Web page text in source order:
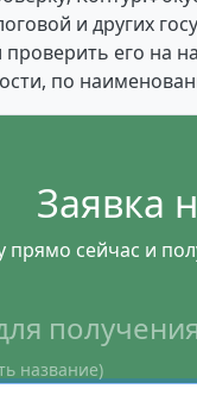
и других
его на
по
Заявка
прямо сейчас и
название)